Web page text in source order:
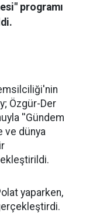
programı
Özgür-Der
''Gündem
ve dünya
yaparken,